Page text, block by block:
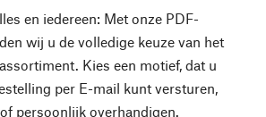
en iedereen: Met onze PDF-
wij u de volledige keuze van het
Kies een motief, dat u
per E-mail kunt versturen,
persoonlijk overhandigen.